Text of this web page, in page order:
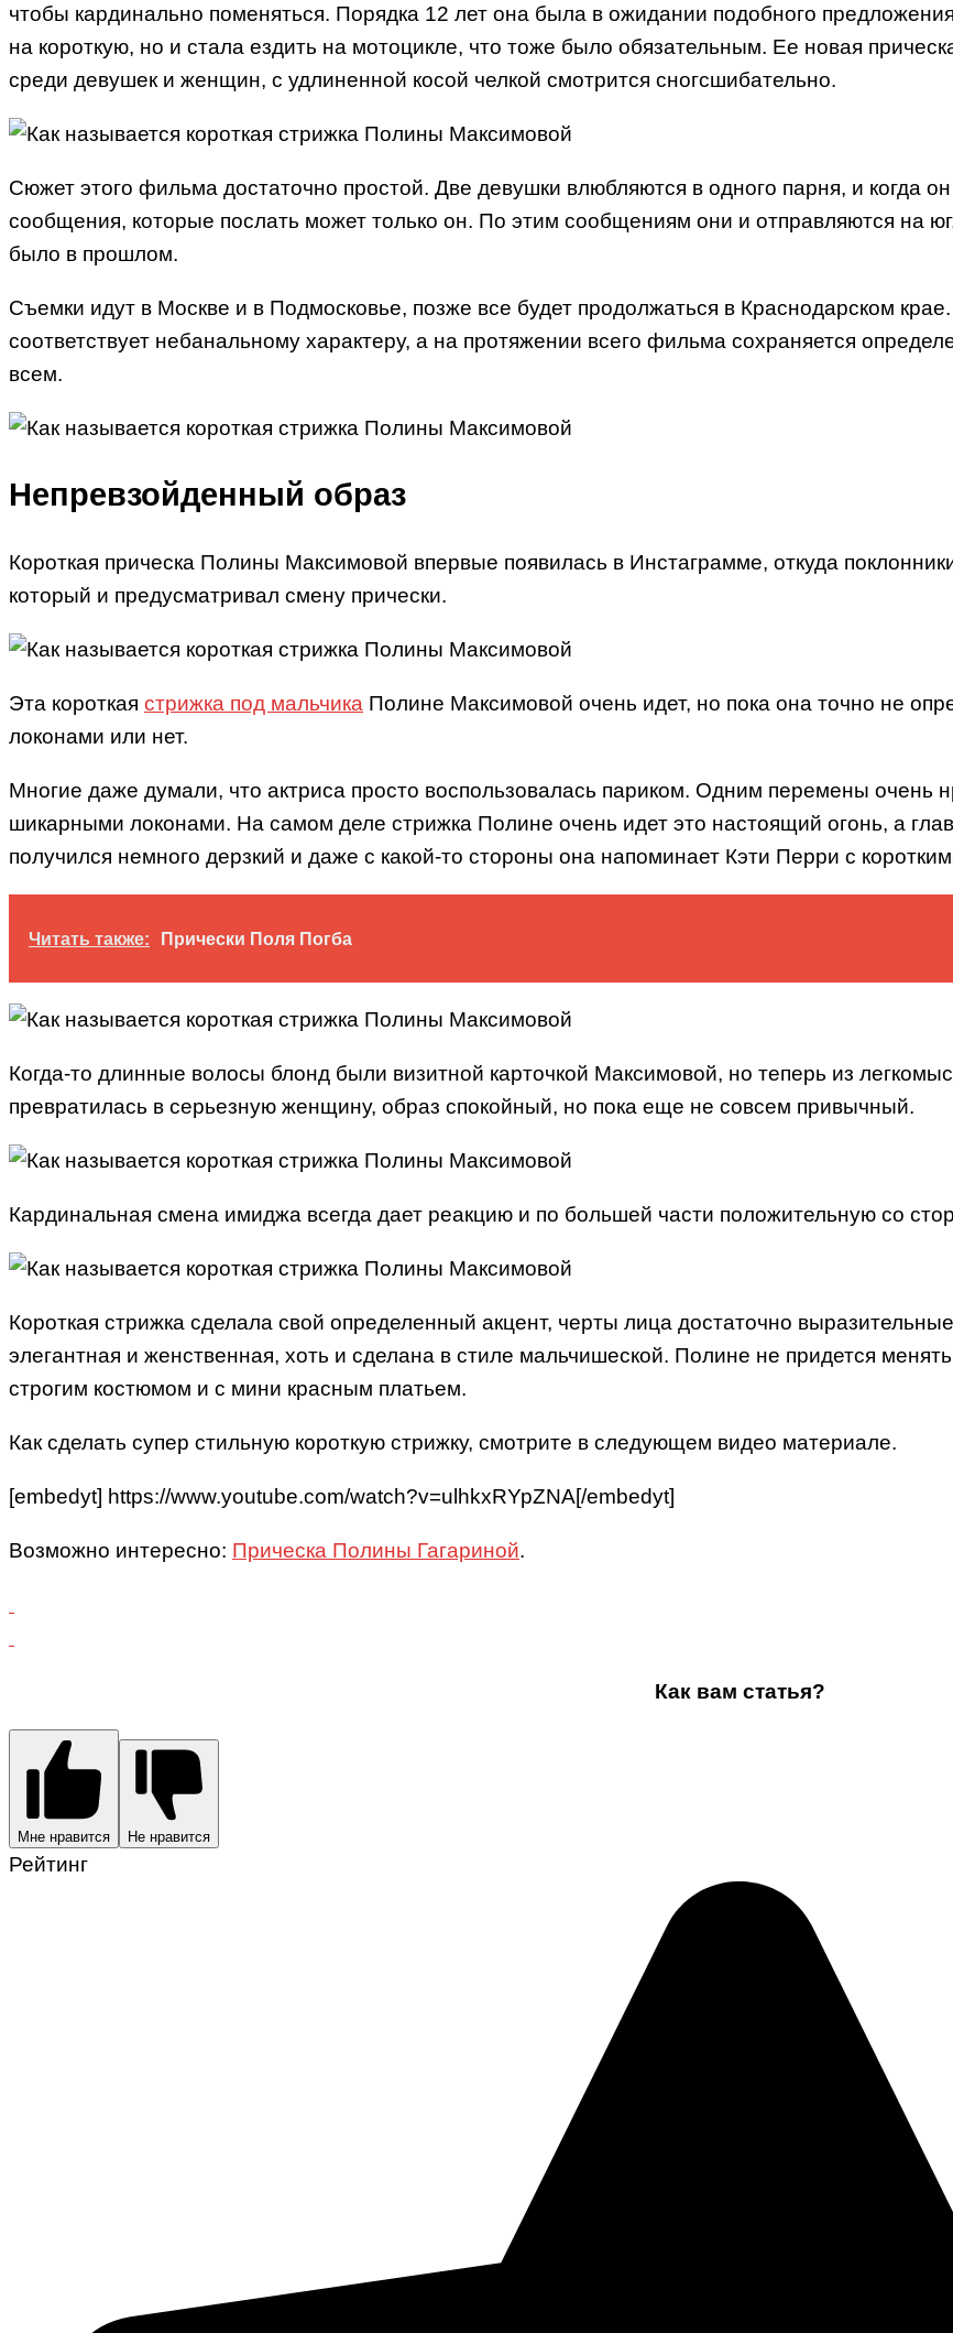
чтобы кардинально поменяться. Порядка 12 лет она была в ожидании подобного
на короткую, но и стала ездить на мотоцикле, что тоже было обязательным. Ее новая
среди девушек и женщин, с удлиненной косой челкой смотрится сногсшибательно.
Сюжет этого фильма достаточно простой. Две девушки влюбляются в одного парня, и когда
сообщения, которые послать может только он. По этим сообщениям они и отправляются на
было в прошлом.
Съемки идут в Москве и в Подмосковье, позже все будет продолжаться в Краснодарском
соответствует небанальному характеру, а на протяжении всего фильма сохраняется
всем.
Непревзойденный образ
Короткая прическа Полины Максимовой впервые появилась в Инстаграмме, откуда
который и предусматривал смену прически.
Эта короткая стрижка под мальчика Полине Максимовой очень идет, но пока она точно не
локонами или нет.
Многие даже думали, что актриса просто воспользовалась париком. Одним перемены очень
шикарными локонами. На самом деле стрижка Полине очень идет это настоящий огонь, а
получился немного дерзкий и даже с какой-то стороны она напоминает Кэти Перри с
Читать также: Прически Поля Погба
Когда-то длинные волосы блонд были визитной карточкой Максимовой, но теперь из
превратилась в серьезную женщину, образ спокойный, но пока еще не совсем привычный.
Кардинальная смена имиджа всегда дает реакцию и по большей части положительную со
Короткая стрижка сделала свой определенный акцент, черты лица достаточно
элегантная и женственная, хоть и сделана в стиле мальчишеской. Полине не придется менять
строгим костюмом и с мини красным платьем.
Как сделать супер стильную короткую стрижку, смотрите в следующем видео материале.
[embedyt] https://www.youtube.com/watch?v=ulhkxRYpZNA[/embedyt]
Возможно интересно: Прическа Полины Гагариной.
Как вам статья?
Мне нравится Не нравится
Рейтинг